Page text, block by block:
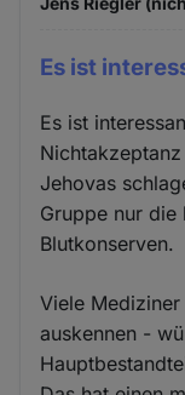
Es ist
Es ist
Jehovas
Gruppe nur die
Blutkonserven.
Viele
auskennen -